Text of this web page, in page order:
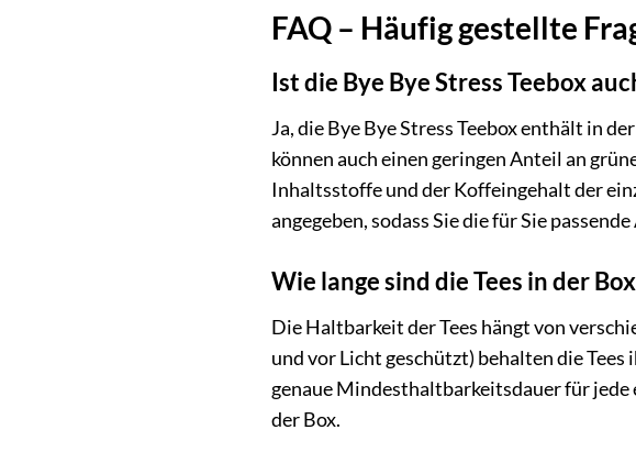
FAQ – Häufig gestellte
Ist die Bye Bye Stress Teebox
Ja, die Bye Bye Stress Teebox enthält in
können auch einen geringen Anteil an
Inhaltsstoffe und der Koffeingehalt der
angegeben, sodass Sie die für Sie
Wie lange sind die Tees in der
Die Haltbarkeit der Tees hängt von
und vor Licht geschützt) behalten die
genaue Mindesthaltbarkeitsdauer für jede
der Box.